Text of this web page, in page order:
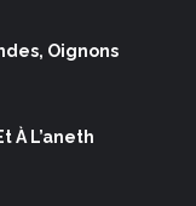
Oignons
À L’aneth